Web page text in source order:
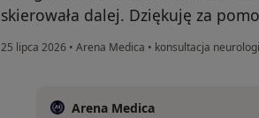
skierowała dalej. Dziękuję za
25 lipca 2026 • Arena Medica • konsultacja
Arena Medica